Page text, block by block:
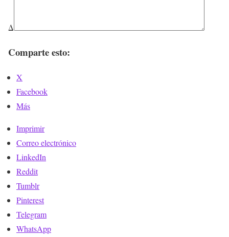
Δ
Comparte esto:
X
Facebook
Más
Imprimir
Correo electrónico
LinkedIn
Reddit
Tumblr
Pinterest
Telegram
WhatsApp